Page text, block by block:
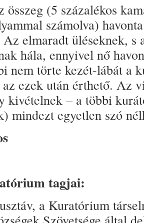
összeg (5 százalékos
számolva)
elmaradt üléseknek,
hála, ennyivel nő
nem törte kezét-lábát a
az ezek után érthető. Az
kivételnek – a többi
mindezt egyetlen szó
tagjai:
a Kuratórium